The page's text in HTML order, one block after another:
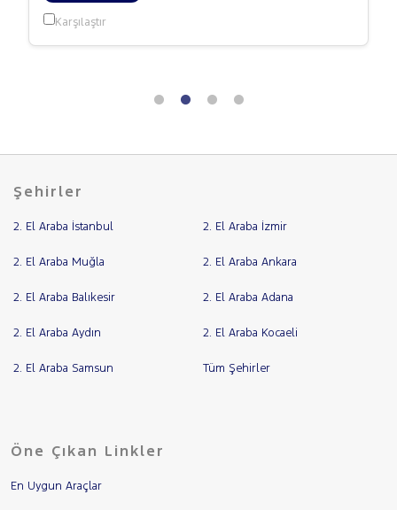
Karşılaştır
Şehirler
2. El Araba İstanbul 2. El Araba İzmir
2. El Araba Muğla 2. El Araba Ankara
2. El Araba Balıkesir 2. El Araba Adana
2. El Araba Aydın 2. El Araba Kocaeli
2. El Araba Samsun Tüm Şehirler
Öne Çıkan Linkler
En Uygun Araçlar